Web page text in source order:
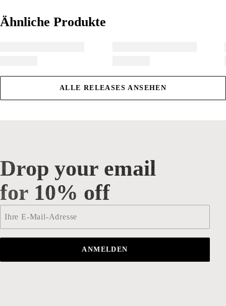
Ähnliche Produkte
Ähnliche Produkte
ALLE RELEASES ANSEHEN
Drop your email for 10% off
Drop your email
for 10% off
ANMELDEN